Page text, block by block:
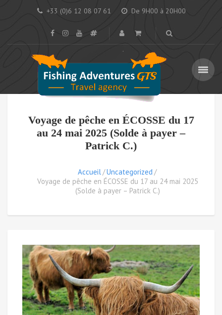
+33 (0)6 12 08 07 61 De 9H00 à 20H00
Voyage de pêche en ÉCOSSE du 17
au 24 mai 2025 (Solde à payer –
Patrick C.)
Accueil
Uncategorized
Voyage de pêche en ÉCOSSE du 17 au 24 mai 2025
(Solde à payer – Patrick C.)